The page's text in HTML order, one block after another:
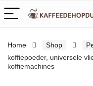
Home Shop
koffiepoeder, universele
koffiemachines